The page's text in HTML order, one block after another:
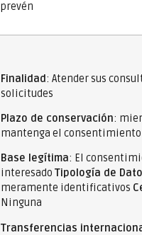
prevén
Finalidad: Atender sus
solicitudes
Plazo de conservación:
mantenga el consentimiento
Base legítima: El
interesado Tipología de
meramente identificativos
Ninguna
Transferencias